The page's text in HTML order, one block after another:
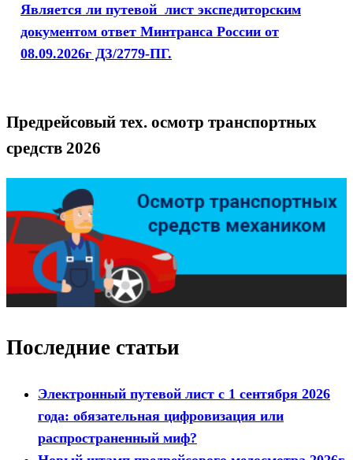
Является ли путевой лист экспедиторским
документом ответ Минтранса России от
08.09.2026г ДЗ/2779-ПГ.
Предрейсовый тех. осмотр транспортных
средств 2026
Последние статьи
Электронный путевой лист с 1 сентября 2026
года: обязательная цифровизация или
распространенный миф?